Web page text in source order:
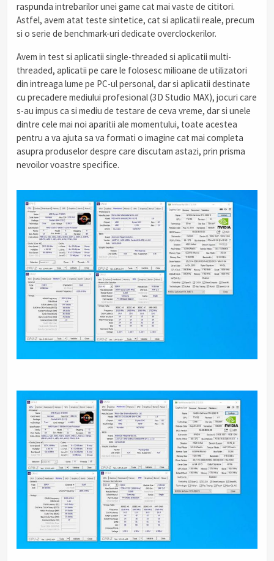
raspunda intrebarilor unei game cat mai vaste de cititori.
Astfel, avem atat teste sintetice, cat si aplicatii reale, precum
si o serie de benchmark-uri dedicate overclockerilor.
Avem in test si aplicatii single-threaded si aplicatii multi-
threaded, aplicatii pe care le folosesc milioane de utilizatori
din intreaga lume pe PC-ul personal, dar si aplicatii destinate
cu precadere mediului profesional (3D Studio MAX), jocuri care
s-au impus ca si mediu de testare de ceva vreme, dar si unele
dintre cele mai noi aparitii ale momentului, toate acestea
pentru a va ajuta sa va formati o imagine cat mai completa
asupra produselor despre care discutam astazi, prin prisma
nevoilor voastre specifice.